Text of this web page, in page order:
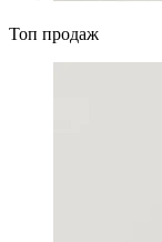
Топ продаж